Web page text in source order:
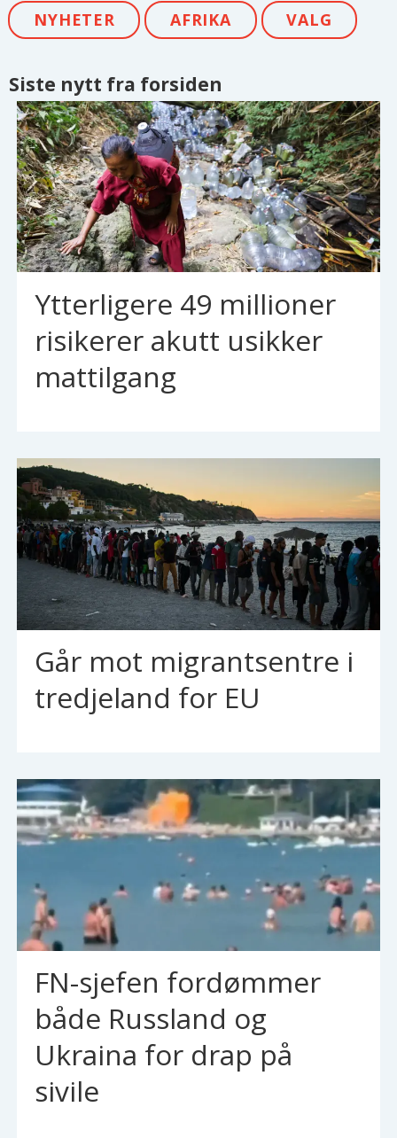
NYHETER AFRIKA VALG
Siste nytt fra forsiden
Ytterligere 49 millioner
risikerer akutt usikker
mattilgang
Går mot migrantsentre i
tredjeland for EU
FN-sjefen fordømmer
både Russland og
Ukraina for drap på
sivile